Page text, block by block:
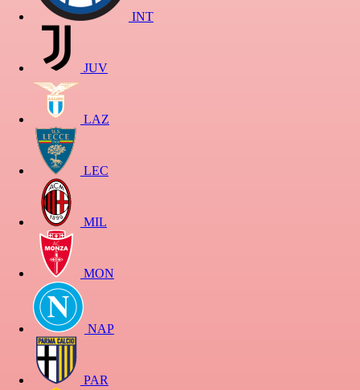
INT
JUV
LAZ
LEC
MIL
MON
NAP
PAR